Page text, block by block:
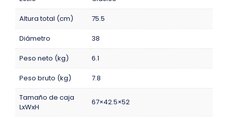
Altura total (cm) 75.5
Diámetro 38
Peso neto (kg) 6.1
Peso bruto (kg)
7.8
Tamaño de caja
LxWxH
67×42.5×52